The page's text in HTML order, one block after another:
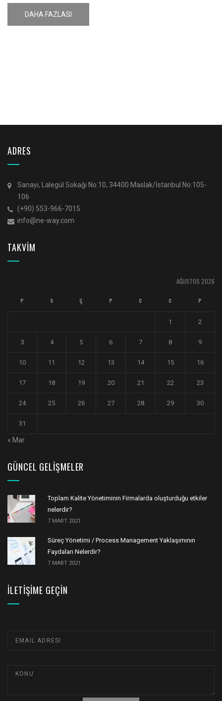
sağlığı ve güvenliği ile ilgili kuralların çalışanlara
DAHA FAZLASI
ADRES
Sanayi, Lalegül Sokağı No:10, 34400 Maslak/İstanbul No:105-
106
(+90) 553-966-7015
info@ne-way.com
TAKVİM
AĞUSTOS 2026
P S Ç P C C P
1 2
3 4 5 6 7 8 9
10 11 12 13 14 15 16
17 18 19 20 21 22 23
24 25 26 27 28 29 30
31
« Mar
GÜNCEL GELIŞMELER
Toplam Kalite Yönetiminin Firmalarda oluşturduğu etkiler
nelerdir?
7 MART 2021
Süreç Yönetimi / Process Management Yaklaşımının
Faydaları Nelerdir?
7 MART 2021
İLETIŞIME GEÇIN